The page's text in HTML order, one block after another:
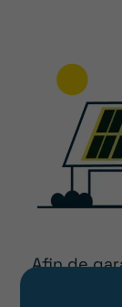
Afin de